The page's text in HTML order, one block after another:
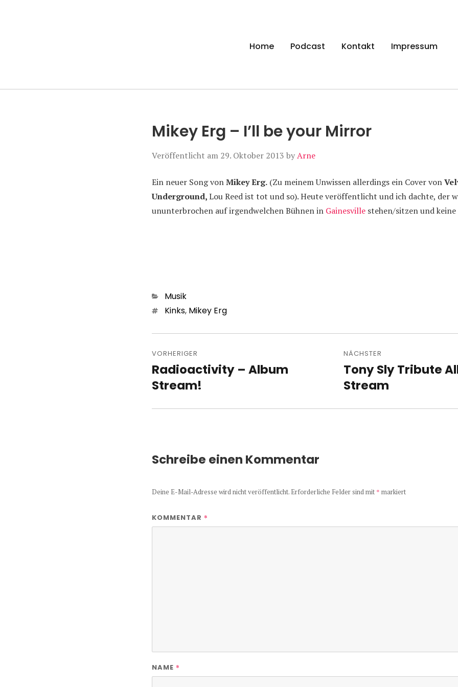
Manierenversagen
Home Podcast Kontakt Impressum
Mikey Erg – I’ll be your Mirror
Veröffentlicht am 29. Oktober 2013 byArne
Ein neuer Song vonMikey Erg. (Zu meinem Unwissen allerdings ein Cover von
Underground,Lou Reed ist tot und so). Heute veröffentlicht und ich dachte, der
ununterbrochen auf irgendwelchen Bühnen in Gainesville stehen/sitzen und
Kategorien
Musik
Schlagwörter
Kinks, Mikey Erg
VORHERIGER
Vorheriger
Beitrag:
Radioactivity – Album
Stream!
NÄCHSTER
Nächster
Beitrag:
Tony Sly Tribute
Stream
Schreibe einen Kommentar
Deine E-Mail-Adresse wird nicht veröffentlicht. Erforderliche Felder sind mit * markiert
KOMMENTAR *
NAME *